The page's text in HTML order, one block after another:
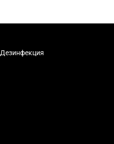
Дезинфекция